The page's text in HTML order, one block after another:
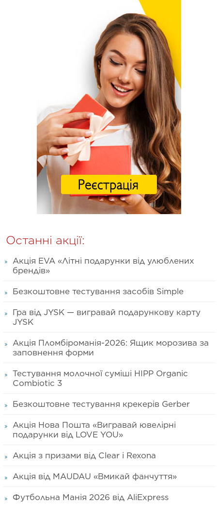
Останні акції:
Акція EVA «Літні подарунки від улюблених
брендів»
Безкоштовне тестування засобів Simple
Гра від JYSK — вигравай подарункову карту
JYSK
Акція Пломбіроманія-2026: Ящик морозива за
заповнення форми
Тестування молочної суміші HIPP Organic
Combiotic 3
Безкоштовне тестування крекерів Gerber
Акція Нова Пошта «Вигравай ювелірні
подарунки від LOVE YOU»
Акція з призами від Clear і Rexona
Акція від MAUDAU «Вмикай фанчуття»
Футбольна Манія 2026 від AliExpress